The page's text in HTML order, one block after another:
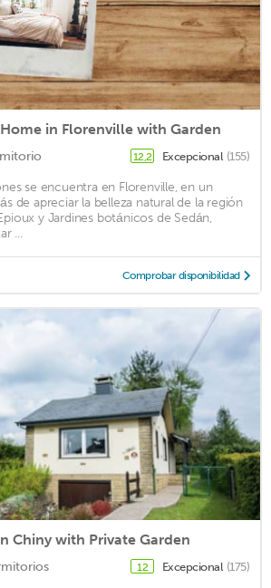
in Florenville with Garden
12,2 Excepcional (155)
se encuentra en Florenville, en un
de apreciar la belleza natural de la región
y Jardines botánicos de Sedán,
...
Comprobar disponibilidad
Chiny with Private Garden
12 Excepcional (175)